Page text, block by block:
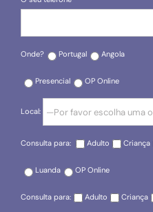
Onde? Portugal Angola
Presencial OP Online
Local:
Consulta para: Adulto Criança
Luanda OP Online
Consulta para: Adulto Criança